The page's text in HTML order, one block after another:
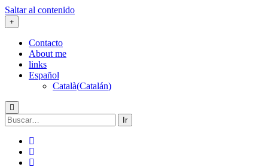
Saltar al contenido
Contacto
About me
links
Español
Català(Catalán)
Buscar: